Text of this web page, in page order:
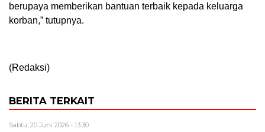
berupaya memberikan bantuan terbaik kepada keluarga
korban,” tutupnya.
(Redaksi)
BERITA TERKAIT
Sabtu, 20 Juni 2026 - 13:30